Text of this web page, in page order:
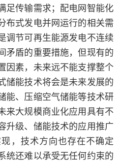
足传输需求；配电网智能化
布式发电并网运行的相关需
调节可再生能源发电不连续
矛盾的重要措施，但现有的
因素，未来远不能支撑整个
储能技术将会是未来发展的
能、压缩空气储能等技术研
来大规模商业化应用具有不
升级、储能技术的应用推广
，技术方向也存在不确定
统还难以承受无任何约束的